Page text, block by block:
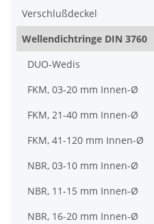
Verschlußdeckel
Wellendichtringe DIN 3760
DUO-Wedis
FKM, 03-20 mm Innen-Ø
FKM, 21-40 mm Innen-Ø
FKM, 41-120 mm Innen-Ø
NBR, 03-10 mm Innen-Ø
NBR, 11-15 mm Innen-Ø
NBR, 16-20 mm Innen-Ø